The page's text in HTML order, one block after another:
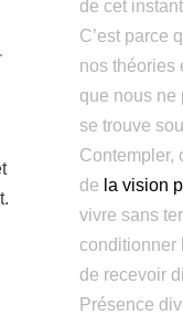
de cet
C’est parce
nos théories
que nous ne
se trouve
Contempler,
de la vision
vivre sans
conditionner
de recevoir
Présence